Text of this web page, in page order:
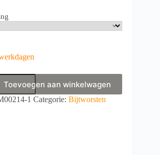
Toevoegen aan winkelwagen
1 Categorie: Bijtworsten